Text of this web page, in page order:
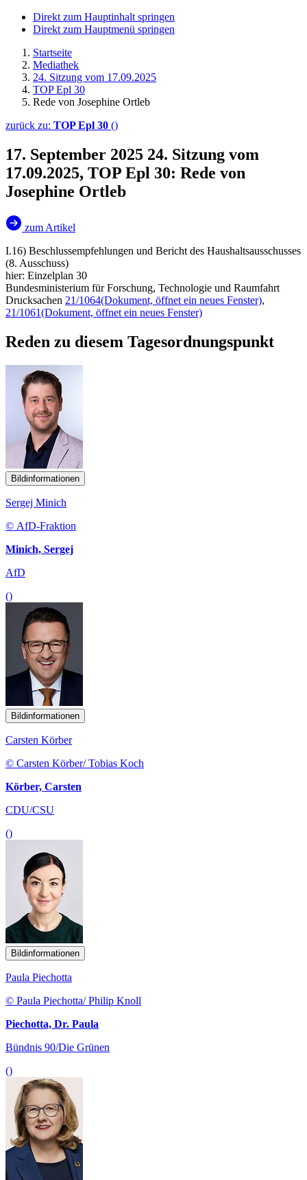
Direkt zum Hauptinhalt springen
Direkt zum Hauptmenü springen
Startseite
Mediathek
24. Sitzung vom 17.09.2025
TOP Epl 30
Rede von Josephine Ortleb
zurück zu: TOP Epl 30 ()
17. September 2025 24. Sitzung vom
17.09.2025, TOP Epl 30: Rede von
Josephine Ortleb
zum Artikel
I.16) Beschlussempfehlungen und Bericht des Haushaltsausschusses
(8. Ausschuss)
hier: Einzelplan 30
Bundesministerium für Forschung, Technologie und Raumfahrt
Drucksachen 21/1064(Dokument, öffnet ein neues Fenster),
21/1061(Dokument, öffnet ein neues Fenster)
Reden zu diesem Tagesordnungspunkt
Bildinformationen
Sergej Minich
© AfD-Fraktion
Minich, Sergej
AfD
()
Bildinformationen
Carsten Körber
© Carsten Körber/ Tobias Koch
Körber, Carsten
CDU/CSU
()
Bildinformationen
Paula Piechotta
© Paula Piechotta/ Philip Knoll
Piechotta, Dr. Paula
Bündnis 90/Die Grünen
()